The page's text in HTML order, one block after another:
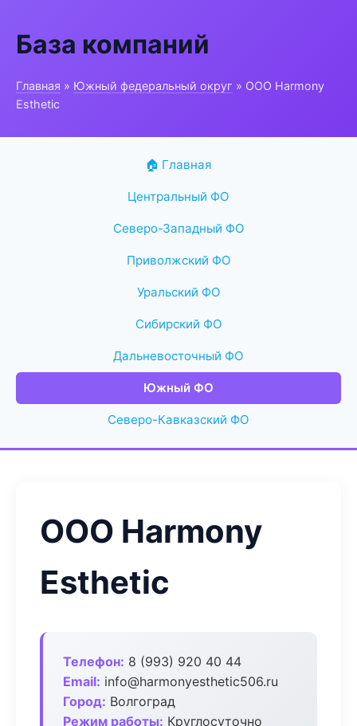
База компаний
Главная » Южный федеральный округ » ООО Harmony
Esthetic
🏠 Главная
Центральный ФО
Северо-Западный ФО
Приволжский ФО
Уральский ФО
Сибирский ФО
Дальневосточный ФО
Южный ФО
Северо-Кавказский ФО
ООО Harmony
Esthetic
Телефон: 8 (993) 920 40 44
Email: info@harmonyesthetic506.ru
Город: Волгоград
Режим работы: Круглосуточно